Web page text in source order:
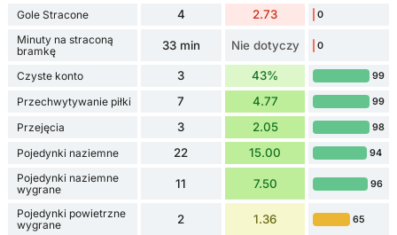
Gole Stracone 4 2.73 0
Minuty na straconą
bramkę
33 min Nie dotyczy 0
Czyste konto 3 43% 99
Przechwytywanie piłki 7 4.77 99
Przejęcia 3 2.05 98
Pojedynki naziemne 22 15.00 94
Pojedynki naziemne
wygrane
11 7.50 96
Pojedynki powietrzne
wygrane
2 1.36 65